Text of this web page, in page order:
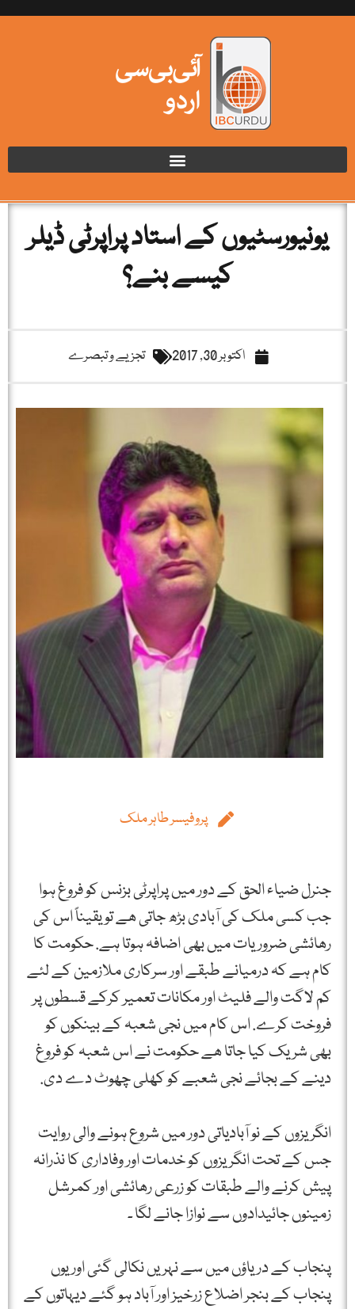
یونیورسٹیوں کے استاد پراپرٹی ڈیلر
کیسے بنے؟
اکتوبر 30, 2017 تجزیے و تبصرے
پروفیسر طاہر ملک
جنرل ضیاء الحق کے دور میں پراپرٹی بزنس کو فروغ ہوا
جب کسی ملک کی آبادی بڑھ جاتی ھے تو یقیناً اس کی
رھائشی ضروریات میں بھی اضافہ ہوتا ہے. حکومت کا
کام ہے کہ درمیانے طبقے اور سرکاری ملازمین کے لئے
کم لاگت والے فلیٹ اور مکانات تعمیر کرکے قسطوں پر
فروخت کرے. اس کام میں نجی شعبہ کے بینکوں کو
بھی شریک کیا جاتا ھے حکومت نے اس شعبہ کو فروغ
دینے کے بجائے نجی شعبے کو کھلی چھوٹ دے دی.
انگریزوں کے نو آبادیاتی دور میں شروع ہونے والی روایت
جس کے تحت انگریزوں کو خدمات اور وفاداری کا نذرانہ
پیش کرنے والے طبقات کو زرعی رھائشی اور کمرشل
زمینوں جائیدادوں سے نوازا جانے لگا ۔
پنجاب کے دریاؤں میں سے نہریں نکالی گئی اور یوں
پنجاب کے بنجر اضلاع زرخیز اور آباد ہو گئے دیہاتوں کے